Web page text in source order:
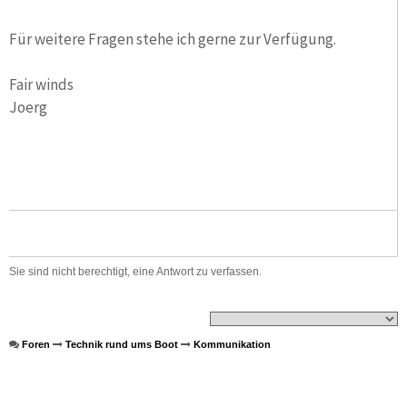
Für weitere Fragen stehe ich gerne zur Verfügung.
Fair winds
Joerg
Sie sind nicht berechtigt, eine Antwort zu verfassen.
Foren Technik rund ums Boot Kommunikation